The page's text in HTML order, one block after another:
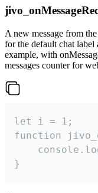
A new message from
for the default chat
example, with
messages counter for
let i = 1;
function
}